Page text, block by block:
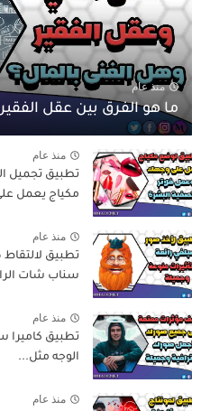
منذ عام
ما هو الفرق بين عقل
منذ عام
تطبيق تجميل
مكياج يعمل
منذ عام
تطبيق
سناب شات
منذ عام
تطبيق كاميرا
الوجه مثل...
منذ عام